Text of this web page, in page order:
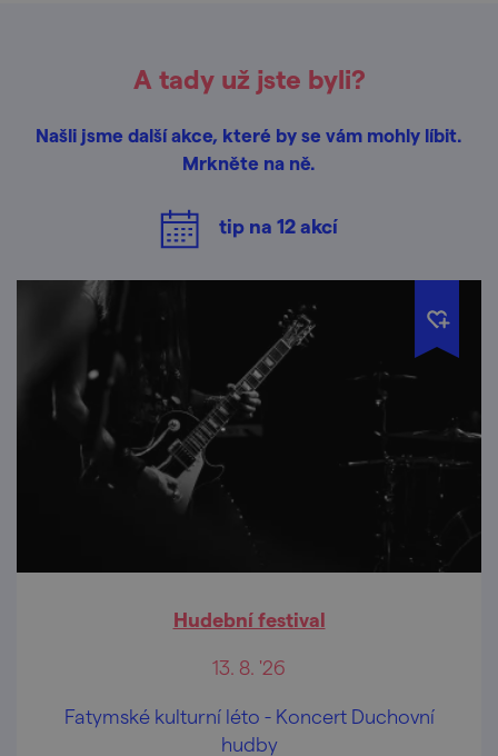
A tady už jste byli?
Našli jsme další akce, které by se vám mohly líbit.
Mrkněte na ně.
tip na 12akcí
Hudební festival
13. 8. '26
Fatymské kulturní léto - Koncert Duchovní
hudby